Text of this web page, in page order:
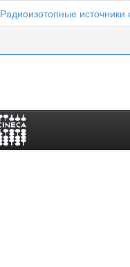
Радиоизотопные источники